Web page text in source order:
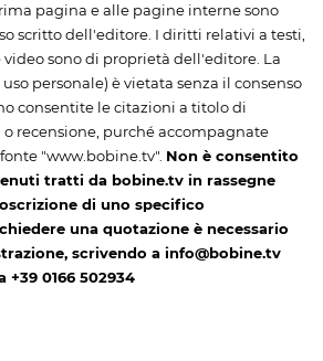
pagina e alle pagine interne sono
scritto dell'editore. I diritti relativi a testi,
sono di proprietà dell'editore. La
personale) è vietata senza il consenso
consentite le citazioni a titolo di
o recensione, purché accompagnate
"www.bobine.tv". Non è consentito
tratti da bobine.tv in rassegne
di uno specifico
una quotazione è necessario
scrivendo a info@bobine.tv
0166 502934